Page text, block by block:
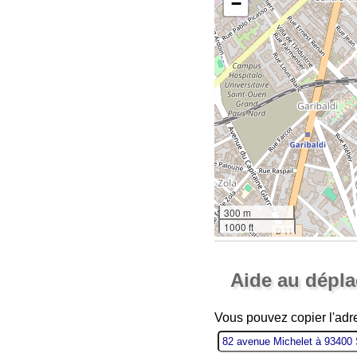
300 m
1000 ft
Aide au
Vous pouvez copier